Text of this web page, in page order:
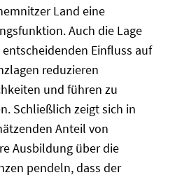
Land eine
Auch die Lage
Einfluss auf
reduzieren
und führen zu
Schließlich zeigt sich in
Anteil von
Ausbildung über die
pendeln, dass der